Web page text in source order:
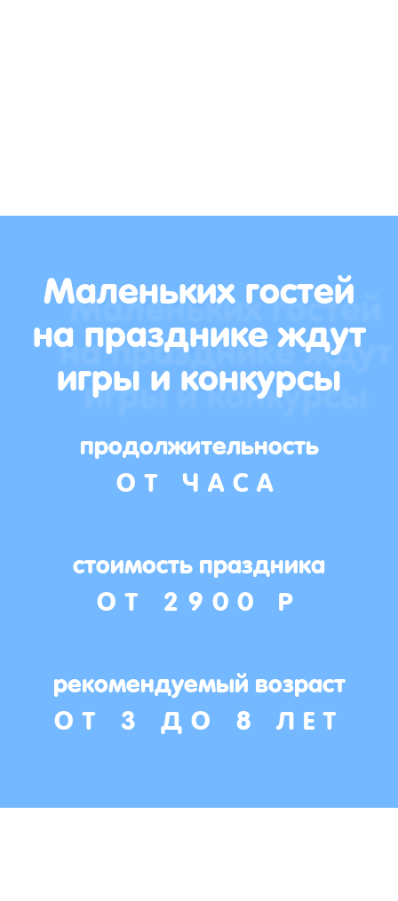
Маленьких гостей
на празднике ждут
игры и конкурсы
продолжительность
ОТ ЧАСА
стоимость праздника
ОТ 2900 Р
рекомендуемый возраст
ОТ 3 ДО 8 ЛЕТ